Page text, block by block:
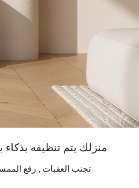
منزلك يتم تنظيفه بذكاء
تجنب العقبات , رفع